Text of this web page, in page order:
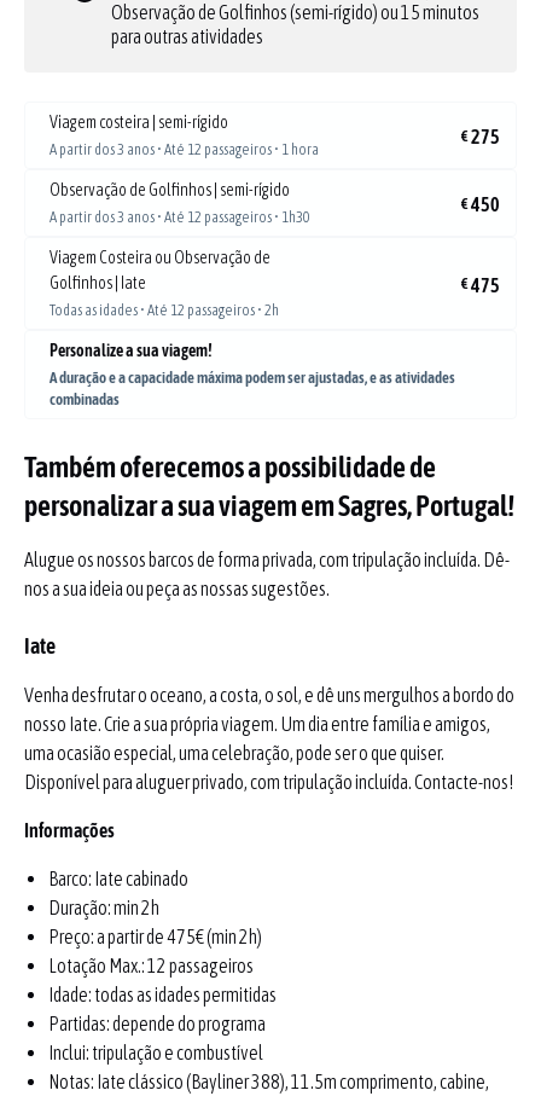
Observação de Golfinhos (semi-rígido) ou 15 minutos
para outras atividades
Viagem costeira | semi-rígido
A partir dos 3 anos • Até 12 passageiros • 1 hora
€ 275
Observação de Golfinhos | semi-rígido
A partir dos 3 anos • Até 12 passageiros • 1h30
€ 450
Viagem Costeira ou Observação de
Golfinhos | Iate
Todas as idades • Até 12 passageiros • 2h
€ 475
Personalize a sua viagem!
A duração e a capacidade máxima podem ser ajustadas, e as atividades
combinadas
Também oferecemos a possibilidade de
personalizar a sua viagem em Sagres, Portugal!
Alugue os nossos barcos de forma privada, com tripulação incluída. Dê-
nos a sua ideia ou peça as nossas sugestões.
Iate
Venha desfrutar o oceano, a costa, o sol, e dê uns mergulhos a bordo do
nosso Iate. Crie a sua própria viagem. Um dia entre família e amigos,
uma ocasião especial, uma celebração, pode ser o que quiser.
Disponível para aluguer privado, com tripulação incluída. Contacte-nos!
Informações
Barco: Iate cabinado
Duração: min 2h
Preço: a partir de 475€ (min 2h)
Lotação Max.: 12 passageiros
Idade: todas as idades permitidas
Partidas: depende do programa
Inclui: tripulação e combustível
Notas: Iate clássico (Bayliner 388), 11.5m comprimento, cabine,